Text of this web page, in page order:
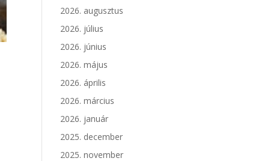
2026. augusztus
2026. július
2026. június
2026. május
2026. április
2026. március
2026. január
2025. december
2025. november